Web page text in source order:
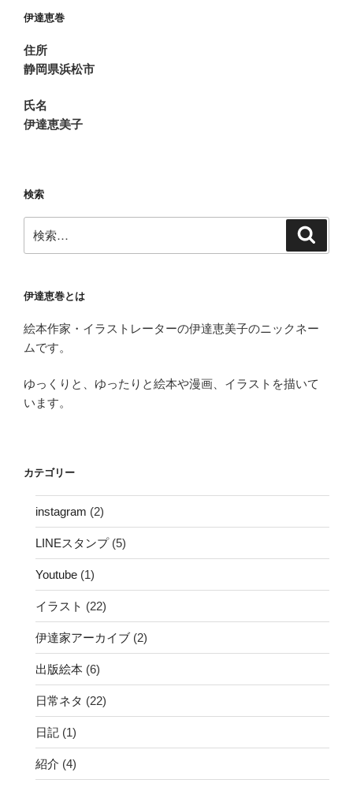
シ
ョ
ン
伊達恵巻
住所
静岡県浜松市
氏名
伊達恵美子
検索
索:
伊達恵巻とは
絵本作家・イラストレーターの伊達恵美子のニックネー
ムです。
ゆっくりと、ゆったりと絵本や漫画、イラストを描いて
います。
カテゴリー
instagram (2)
LINEスタンプ(5)
Youtube (1)
イラスト (22)
伊達家アーカイブ (2)
出版絵本 (6)
日常ネタ (22)
日記 (1)
紹介 (4)